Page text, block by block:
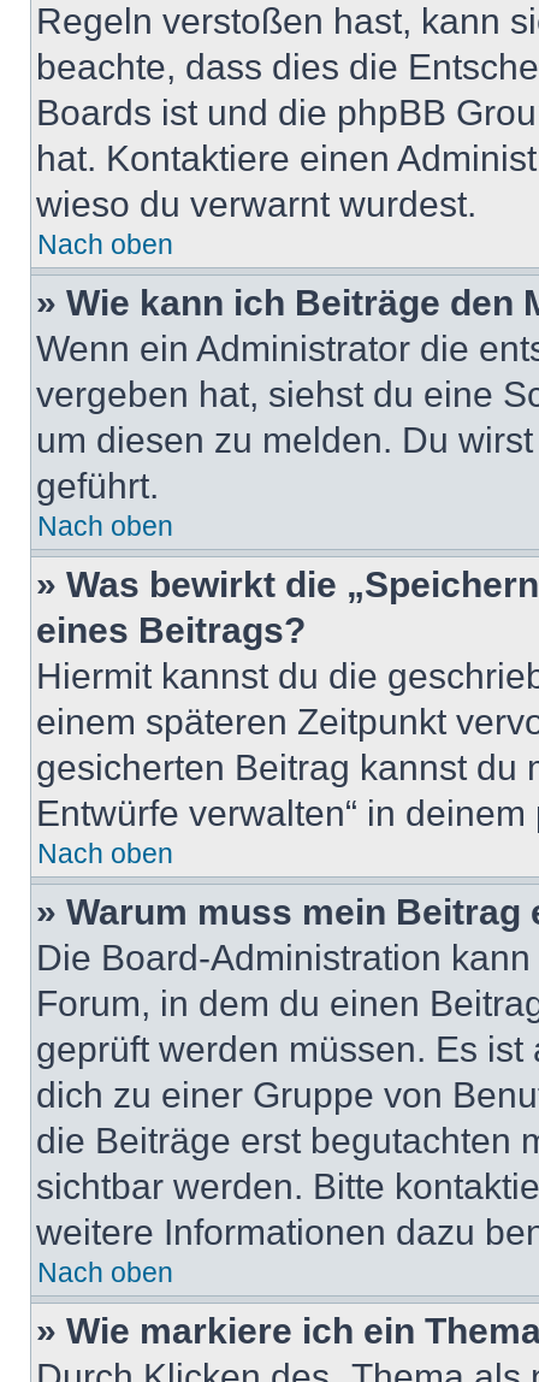
Regeln verstoßen hast, kann
beachte, dass dies die
Boards ist und die phpBB
hat. Kontaktiere einen
wieso du verwarnt wurdest.
Nach oben
» Wie kann ich Beiträge den
Wenn ein Administrator die
vergeben hat, siehst du eine
um diesen zu melden. Du
geführt.
Nach oben
» Was bewirkt die
eines Beitrags?
Hiermit kannst du die
einem späteren Zeitpunkt
gesicherten Beitrag kannst du
Entwürfe verwalten“ in
Nach oben
» Warum muss mein
Die Board-Administration
Forum, in dem du einen
geprüft werden müssen. Es
dich zu einer Gruppe von
die Beiträge erst begutachten
sichtbar werden. Bitte
weitere Informationen dazu
Nach oben
» Wie markiere ich ein